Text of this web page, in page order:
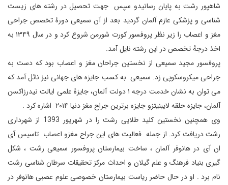
شاهپور رشت به پایان رسانیدو سپس جهت تحصیل در رشته های زیست
شناسی و پزشکی عازم آلمان گردید بعد از آن سمیعی دورهٔ تخصص جراحی
مغز و اعصاب را زیر نظر پروفسور کورت شورمن شروع کرد و در سال ۱۳۴۹ به
اخذ درجهٔ تخصص در این رشته نایل آمد.
پروفسور مجید سمیعی از نخستین جراحان مغز و اعصاب بود که دست به
جراحی میکروسکوپی زد. سمیعی به کسب جایزه های جهانی نیز نائل آمد که
می توان به نشان خدمت درجه ۱ دولت آلمان، جایزهٔ علمی ایالت نیدرزاکسن
آلمان، جایزه حلقه لایبنیتزو جایزه برترین جراح مغز دنیا ۲۰۱۴ اشاره کرد .
وی همچنین نخستین کلید طلایی رشت را در شهریور 1393 از شهرداری
رشت دریافت کرد. از جمله فعالیت های این جراح مغزو اعصاب تاسیس آی
ان آی در هانوفر آلمان ، ساخت بیمارستان پروفسور سمیعی رشت ، شکل
گیری بنیاد فرهنگ و علم گیلان و احداث مرکز تحقیقات سرطان شناسی رشت
نام برد . او در حال حاضر ریاست بیمارستان خصوصی علوم عصبی هانوفر در